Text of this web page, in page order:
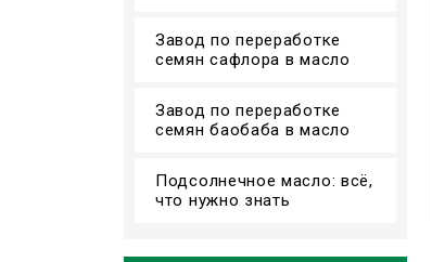
Завод по переработке
семян сафлора в масло
Завод по переработке
семян баобаба в масло
Подсолнечное масло: всё,
что нужно знать